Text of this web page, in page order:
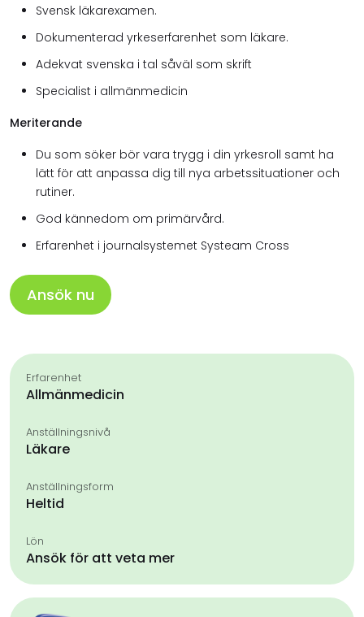
Svensk läkarexamen.
Dokumenterad yrkeserfarenhet som läkare.
Adekvat svenska i tal såväl som skrift
Specialist i allmänmedicin
Meriterande
Du som söker bör vara trygg i din yrkesroll samt ha
lätt för att anpassa dig till nya arbetssituationer och
rutiner.
God kännedom om primärvård.
Erfarenhet i journalsystemet Systeam Cross
Ansök nu
Erfarenhet
Allmänmedicin
Anställningsnivå
Läkare
Anställningsform
Heltid
Lön
Ansök för att veta mer